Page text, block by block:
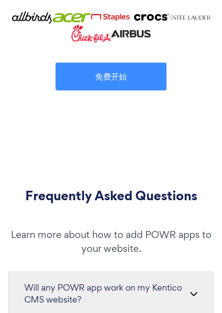
免费开始
Frequently Asked Questions
Learn more about how to add POWR apps to
your website.
Will any POWR app work on my Kentico
CMS website?